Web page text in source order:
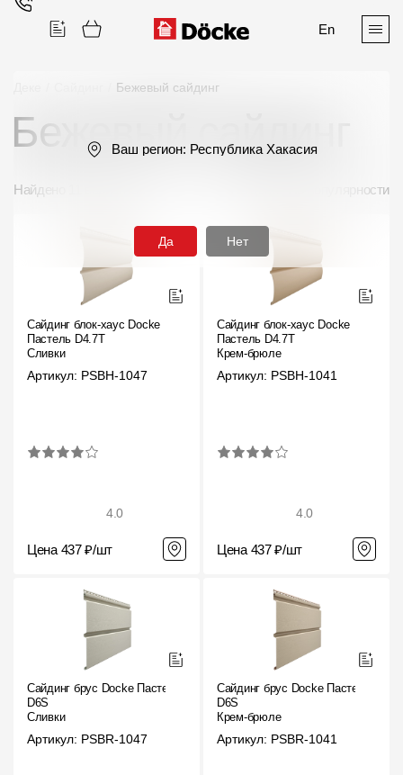
En
Продукция
Сайдинг
Софиты
Фасадная плитка
Мягкая кровля
Ламинированная черепица
Комплектующие к кровле
Кровельная вентиляция
Бежевый сайдинг
Бежевый сайдинг
Найдено 11 вариантов По популярности
Сайдинг блок-хаус Docke
Пастель D4.7T
Сливки
Артикул: PSBH-1047
4.0
Цена 437 ₽/шт
Сайдинг блок-хаус Docke
Пастель D4.7T
Крем-брюле
Артикул: PSBH-1041
4.0
Цена 437 ₽/шт
Сайдинг брус Docke Пастель
D6S
Сливки
Артикул: PSBR-1047
Сайдинг брус Docke Пастель
D6S
Крем-брюле
Артикул: PSBR-1041
Ваш регион: Республика Хакасия
Да Нет